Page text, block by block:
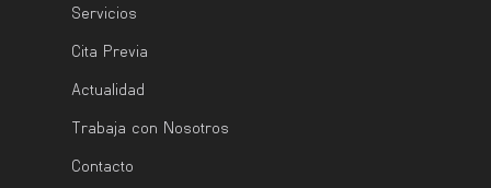
Servicios
Cita Previa
Actualidad
Trabaja con Nosotros
Contacto